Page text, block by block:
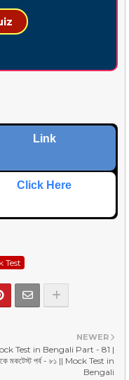
Link
Click Here
Test
NEWER
Test in Bengali Part - 81 |
মকটেস্ট পর্ব - ৮১ || Mock Test in
Bengali